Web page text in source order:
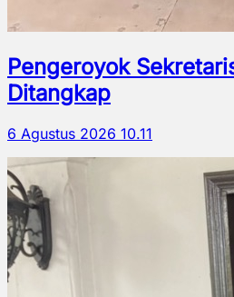
Pengeroyok
Ditangkap
6 Agustus 2026 10.11